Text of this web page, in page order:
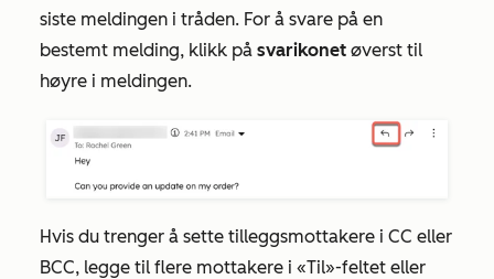
siste meldingen i tråden. For å svare på en
bestemt melding, klikk på svarikonet øverst til
høyre i meldingen.
Hvis du trenger å sette tilleggsmottakere i CC eller
BCC, legge til flere mottakere i «Til»-feltet eller